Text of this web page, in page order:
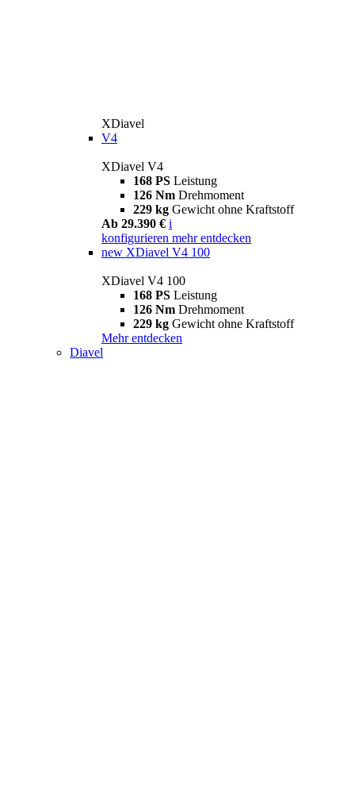
XDiavel
V4
XDiavel V4
168 PS Leistung
126 Nm Drehmoment
229 kg Gewicht ohne Kraftstoff
Ab 29.390 € i
konfigurieren mehr entdecken
new XDiavel V4 100
XDiavel V4 100
168 PS Leistung
126 Nm Drehmoment
229 kg Gewicht ohne Kraftstoff
Mehr entdecken
Diavel